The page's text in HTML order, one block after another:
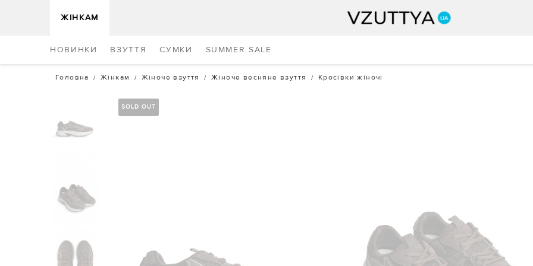
ЖІНКАМ
НОВИНКИ ВЗУТТЯ СУМКИ SUMMER SALE
Головна Жінкам Жіноче взуття Жіноче весняне взуття Кросівки жіночі
SOLD OUT